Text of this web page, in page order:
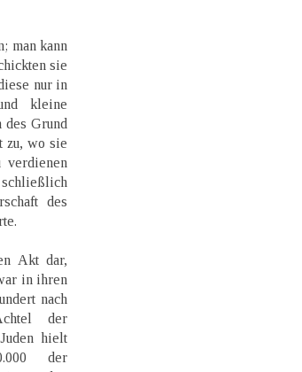
man kann
sie
nur in
kleine
Grund
zu, wo sie
des
Akt dar,
in ihren
nach
der
hielt
der